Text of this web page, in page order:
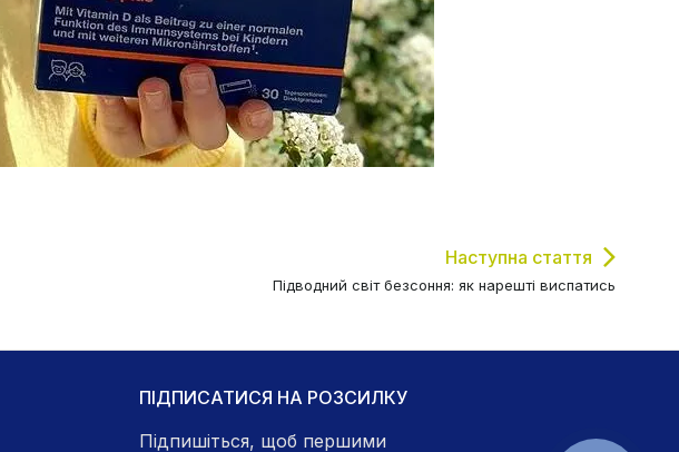
Наступна стаття
Підводний світ безсоння: як нарешті виспатись
ПІДПИСАТИСЯ НА РОЗСИЛКУ
Підпишіться, щоб першими